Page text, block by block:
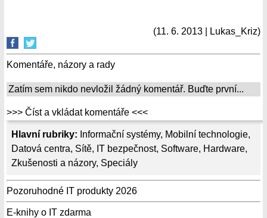
Hlavní rubriky: Informační systémy, Mobilní technologie,
Datová centra, Sítě, IT bezpečnost, Software, Hardware,
Zkušenosti a názory, Speciály
Pozoruhodné IT produkty 2026
E-knihy o IT zdarma
(11. 6. 2013 | Lukas_Kriz)
Komentáře, názory a rady
Zatím sem nikdo nevložil žádný komentář. Buďte první...
>>> Číst a vkládat komentáře <<<